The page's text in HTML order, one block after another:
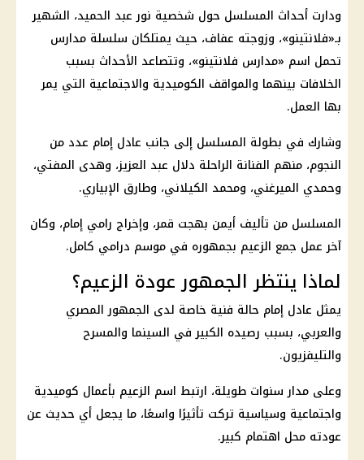
ودارت أحداث المسلسل حول شخصية نور عبد الحميد، الشهير
بـ«فلانتينو»، وزوجته عفاف، حيث يمتلكان سلسلة مدارس
تحمل اسم «مدارس فلانتينو»، وتتصاعد الأحداث بسبب
الخلافات بينهما والمواقف الكوميدية والاجتماعية التي يمر
بها العمل.
وشارك في بطولة المسلسل إلى جانب عادل إمام عدد من
النجوم، منهم الفنانة الراحلة دلال عبد العزيز، وهدى المفتي،
وحمدي الميرغني، ومحمد الكيلاني، وطارق الإبياري.
المسلسل من تأليف أيمن بهجت قمر، وإخراج رامي إمام، وكان
آخر عمل جمع الزعيم بجمهوره في موسم درامي كامل.
لماذا ينتظر الجمهور عودة الزعيم؟
يمثل عادل إمام حالة فنية خاصة لدى الجمهور المصري
والعربي، بسبب رصيده الكبير في السينما والمسرح
والتليفزيون.
وعلى مدار سنوات طويلة، ارتبط اسم الزعيم بأعمال كوميدية
واجتماعية وسياسية تركت تأثيرًا واسعًا، ما يجعل أي حديث عن
عودته محل اهتمام كبير.